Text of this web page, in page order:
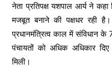
नेता प्रतिपक्ष यशपाल आर्य ने कहा
मजबूत बनाने की पक्षधर रही
प्रधानमंत्रित्व काल में संविधान
पंचायतों को अधिक अधिकार
मिली।